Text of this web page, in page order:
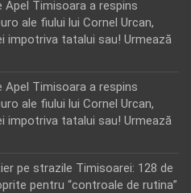
Apel Timisoara a respins
ale fiului lui Cornel Urcan,
impotriva tatalui sau! Urmează
Apel Timisoara a respins
ale fiului lui Cornel Urcan,
impotriva tatalui sau! Urmează
pe strazile Timisoarei: 128 de
pentru “controale de rutina”